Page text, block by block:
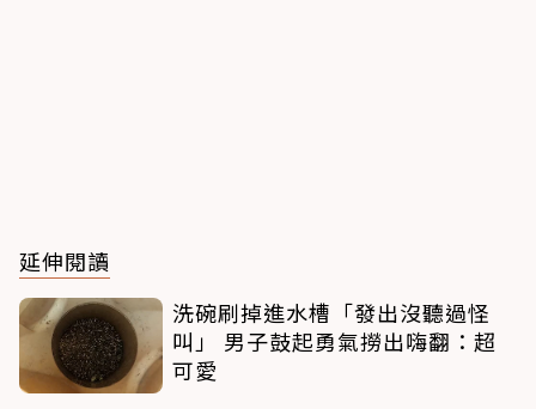
延伸閱讀
洗碗刷掉進水槽「發出沒聽過怪
叫」 男子鼓起勇氣撈出嗨翻：超
可愛